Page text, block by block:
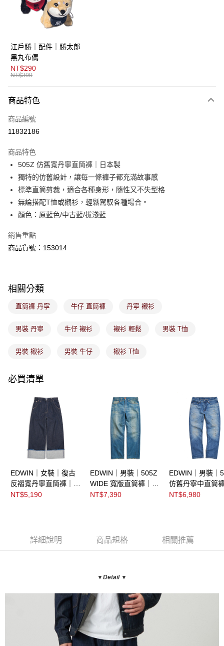
AFTEE先享後付
【關於「AFTEE先享後付」】
便利好安心！
１．簡單：不需註冊會員、不需綁卡、不需儲值。
２．便利：只要手機號碼，簡訊認證，即可結帳。
３．安心：先確認商品／服務後，再付款。
１．於結帳方式選擇「AFTEE先享後付」後，將跳轉至「AFTEE先享後付」
２．訂單成立數日內，您將收到繳費通知簡訊。
３．收到繳費通知簡訊後14天內，點擊此簡訊中的連結，可透過四大超商／
購買商品的店家。未經商家同意取消之訂單仍視為有效，需透過AFTEE先享
後付繳納相關費用。
※ 交易是否成功請以「AFTEE先享後付 」之結帳頁面顯示為準，若有關於
是否繳費成功／繳費後需取消欲退款等相關疑問，請聯繫「AFTEE先享後付
客戶支援中心」https://netprotections.freshdesk.com/support/home
１．透過由恩沛科技股份有限公司提供之「AFTEE先享後付」服務完成之交
權轉讓予恩沛科技股份有限公司。
２．關於個人資料處理事宜，請瀏覽以下網址：
４．使用「AFTEE先享後付」時，將依據個別帳號之用戶狀況，依本公司即
請求用戶進行身份認證。
恩沛科技股份有限公司將有權停止該用戶之使用額度並採取法律行動。
運送方式
全家取貨付款
免運費
免運費
付款後萊爾富取貨
免運費
7-11取貨付款
免運費
付款後7-11取貨
免運費
免運費
付款後門市取貨
江戶勝｜配件｜勝太郎
黑丸布偶
NT$290
NT$390
商品特色
商品編號
11832186
商品特色
505Z 仿舊寬丹寧直筒褲｜日本製
獨特的仿舊設計，讓每一條褲子都充滿故事感
標準直筒剪裁，適合各種身形，隨性又不失型格
無論搭配T恤或襯衫，輕鬆駕馭各種場合。
顏色：原藍色/中古藍/拔淺藍
銷售重點
商品貨號：153014
相關分類
直筒褲 丹寧 牛仔 直筒褲 丹寧 襯衫
男裝 丹寧 牛仔 襯衫 襯衫 輕鬆 男裝 T恤
男裝 襯衫 男裝 牛仔 襯衫 T恤
必買清單
EDWIN｜女裝｜復古
反褶寬丹寧直筒褲｜日
本製
NT$5,190
EDWIN｜男裝｜505Z
WIDE 寬版直筒褲｜日
本製
NT$7,390
EDWIN｜男裝｜
仿舊丹寧中直筒
本製
NT$6,980
詳細說明 商品規格 相關推薦
▼Detail ▼